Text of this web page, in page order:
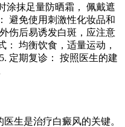
涂抹足量防晒霜， 佩戴遮
避免使用刺激性化妆品和
伤后易诱发白斑，应注意
： 均衡饮食，适量运动，
定期复诊： 按照医生的建
生是治疗白癜风的关键。